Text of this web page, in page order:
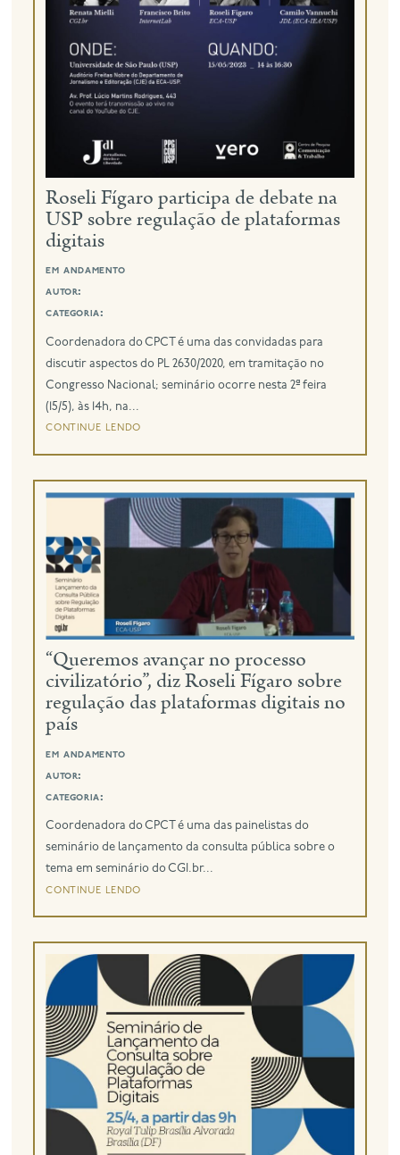
Roseli Fígaro participa de debate na
USP sobre regulação de plataformas
digitais
em andamento
autor:
categoria:
Coordenadora do CPCT é uma das convidadas para
discutir aspectos do PL 2630/2020, em tramitação no
Congresso Nacional; seminário ocorre nesta 2ª feira
(15/5), às 14h, na...
continue lendo
“Queremos avançar no processo
civilizatório”, diz Roseli Fígaro sobre
regulação das plataformas digitais no
país
em andamento
autor:
categoria:
Coordenadora do CPCT é uma das painelistas do
seminário de lançamento da consulta pública sobre o
tema em seminário do CGI.br...
continue lendo